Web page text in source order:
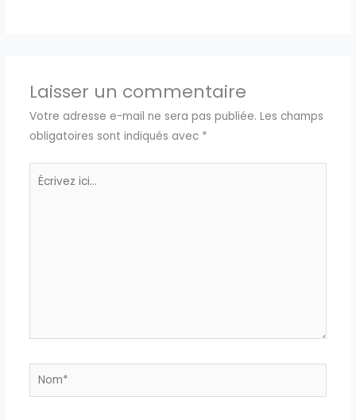
Laisser un commentaire
Votre adresse e-mail ne sera pas publiée. Les champs
obligatoires sont indiqués avec *
Écrivez
Nom*